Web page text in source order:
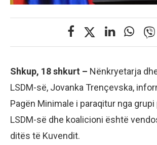
Shkup, 18 shkurt – Nënkryetarja
LSDM-së, Jovanka Trençevska,
Pagën Minimale i paraqitur nga
LSDM-së dhe koalicioni është
ditës të Kuvendit.